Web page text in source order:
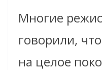
Многие
говорили,
на целое